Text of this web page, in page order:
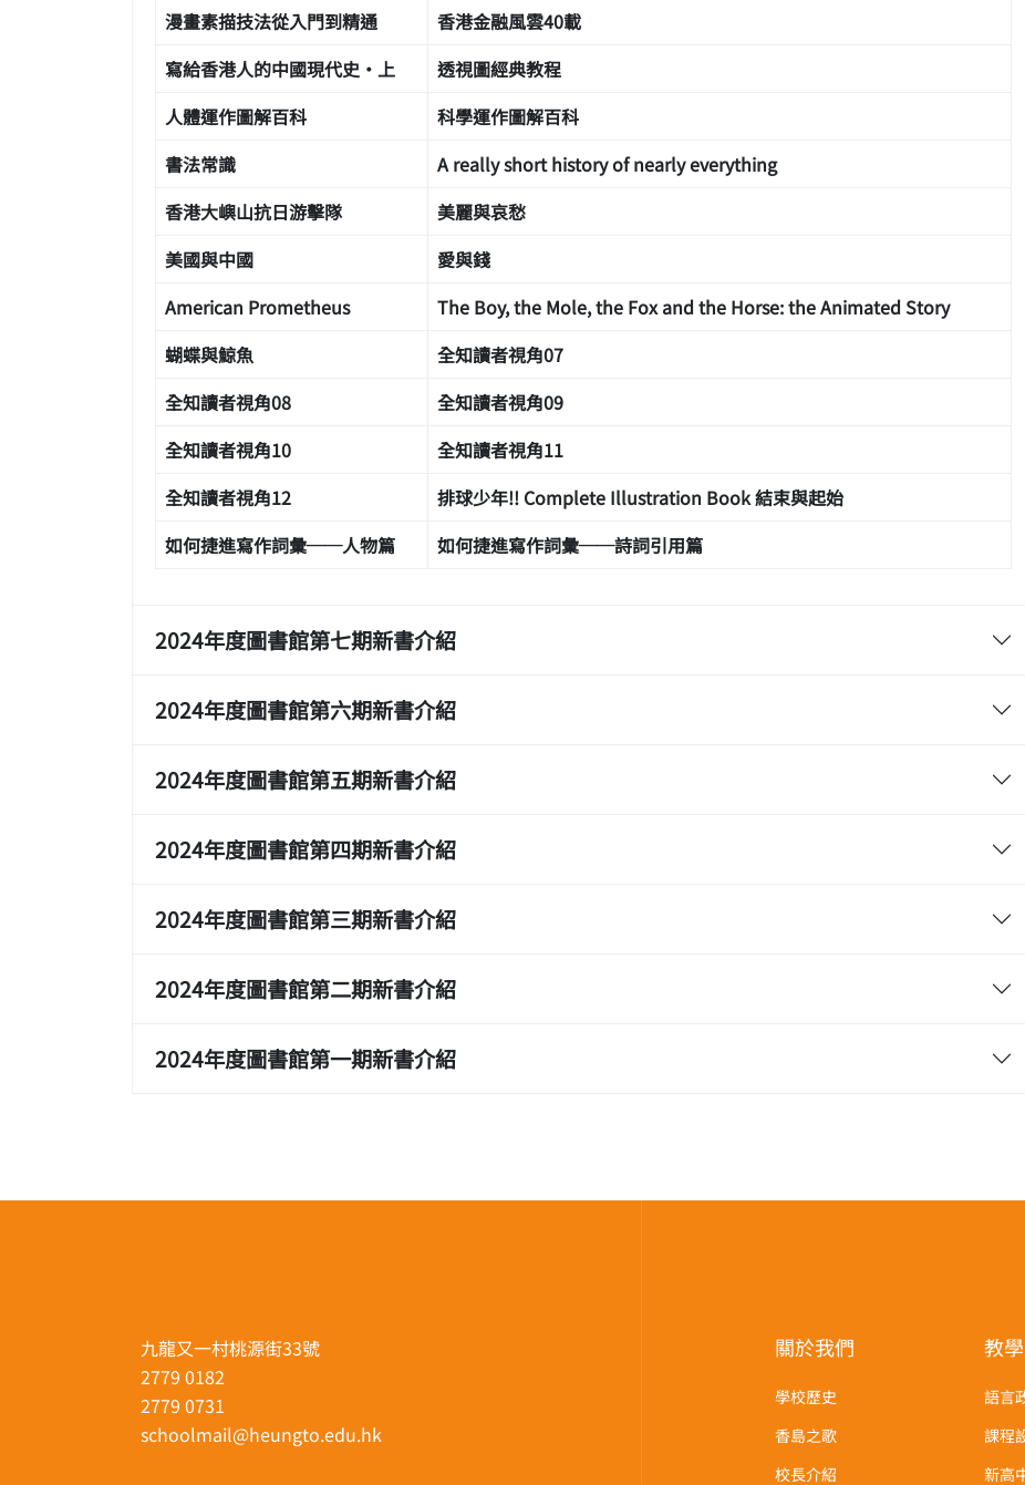
漫畫素描技法從入門到精通
香港金融風雲40載
寫給香港人的中國現代史·上
透視圖經典教程
人體運作圖解百科
科學運作圖解百科
書法常識
A really short history of nearly everything
香港大嶼山抗日游擊隊
美麗與哀愁
美國與中國
愛與錢
American Prometheus
The Boy, the Mole, the Fox and the Horse: the Animated Story
蝴蝶與鯨魚
全知讀者視角07
全知讀者視角08
全知讀者視角09
全知讀者視角10
全知讀者視角11
全知讀者視角12
排球少年!! Complete Illustration Book 結束與起始
如何捷進寫作詞彙──人物篇
如何捷進寫作詞彙──詩詞引用篇
2024年度圖書館第七期新書介紹
2024年度圖書館第六期新書介紹
2024年度圖書館第五期新書介紹
2024年度圖書館第四期新書介紹
2024年度圖書館第三期新書介紹
2024年度圖書館第二期新書介紹
2024年度圖書館第一期新書介紹
九龍又一村桃源街33號
2779 0182
2779 0731
schoolmail@heungto.edu.hk
關於我們
學校歷史
香島之歌
校長介紹
教
語言
課程
新高